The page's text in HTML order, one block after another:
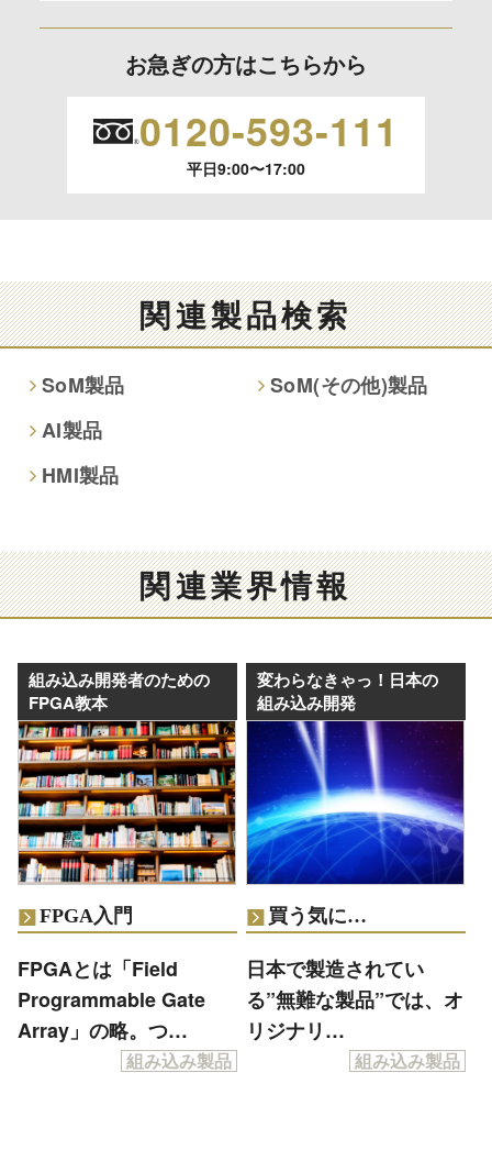
利用目的の通知、開示、内容の訂正、追加または削除、利用
います。）に応じます。
開示等のご請求は、下記お問い合わせ先窓口へご連絡願いま
す。
る結果
情報提供は任意ですが、情報を提供しなかった場合、情報の
項目によってはお問い合わせ等に
ご回答できない場合がございます。
本人が容易に認識できない方法による取得
なし
お急ぎの方はこちらから
0120-593-111
平日9:00〜17:00
関連製品検索
SoM製品
SoM(その他)製品
AI製品
HMI製品
関連業界情報
組み込み開発者のための
FPGA教本
FPGA入門
FPGAとは「Field
Programmable Gate
Array」の略。つ…
組み込み製品
変わらなきゃっ！日本の
組み込み開発
買う気に…
日本で製造されてい
る”無難な製品”では、オ
リジナリ…
組み込み製品